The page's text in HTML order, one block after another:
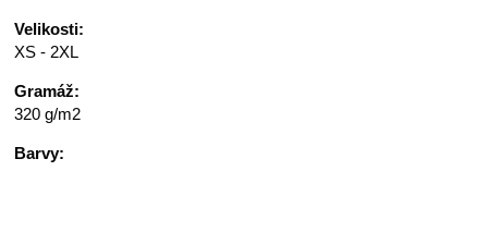
Velikosti:
XS - 2XL
Gramáž:
320 g/m2
Barvy: